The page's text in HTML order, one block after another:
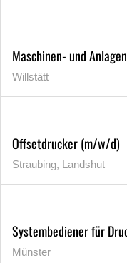
Maschinen- und
Willstätt
Offsetdrucker (m/w/d)
Straubing, Landshut
Systembediener für
Münster